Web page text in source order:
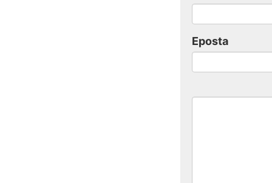
Eposta